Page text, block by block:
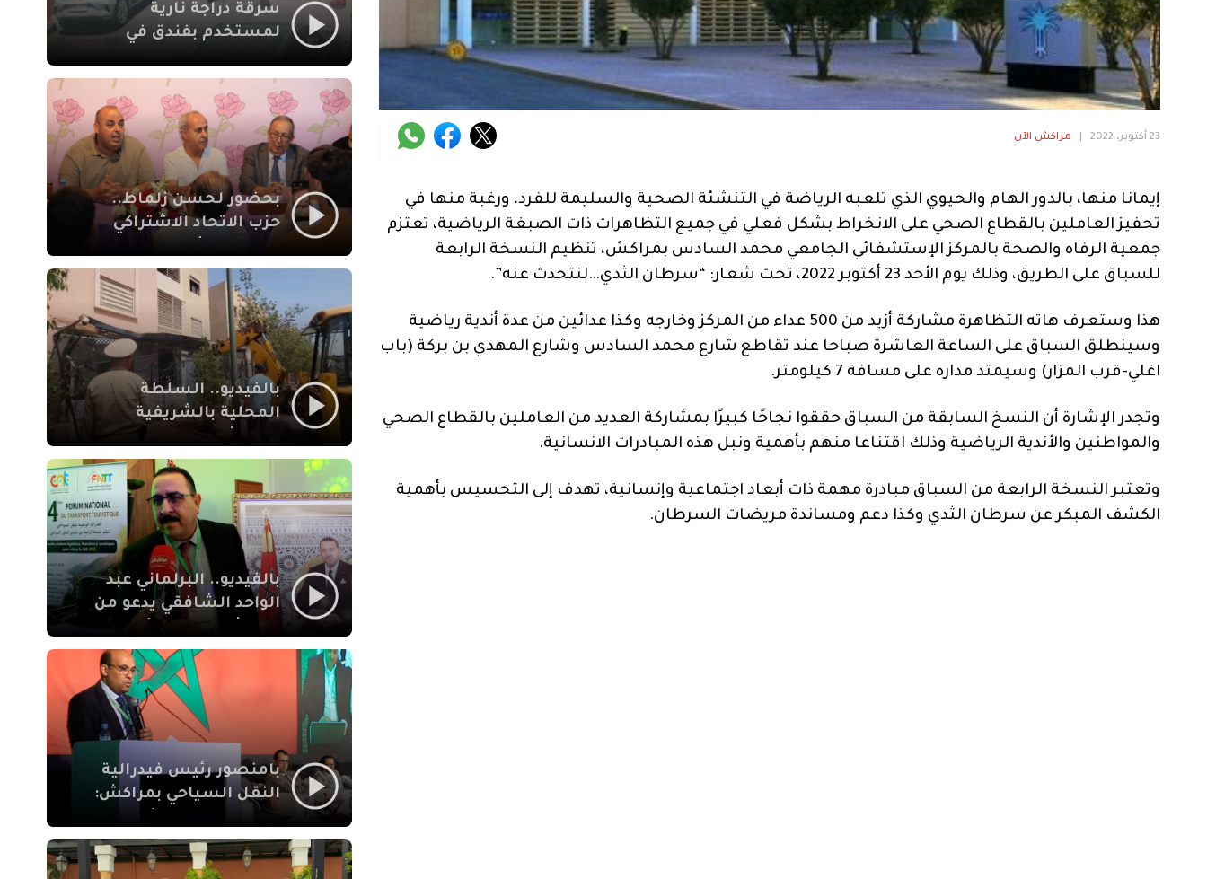
23 أكتوبر، 2022 مراكش الآن
إيمانا منها، بالدور الهام والحيوي الذي تلعبه الرياضة في التنشئة الصحية والسليمة للفرد، ورغبة منها في
تحفيز العاملين بالقطاع الصحي على الانخراط بشكل فعلي في جميع التظاهرات ذات الصبغة الرياضية، تعتزم
جمعية الرفاه والصحة بالمركز الإستشفائي الجامعي محمد السادس بمراكش، تنظيم النسخة الرابعة
للسباق على الطريق، وذلك يوم الأحد 23 أكتوبر 2022، تحت شعار: “سرطان الثدي…لنتحدث عنه”.
هذا وستعرف هاته التظاهرة مشاركة أزيد من 500 عداء من المركز وخارجه وكذا عدائين من عدة أندية رياضية
وسينطلق السباق على الساعة العاشرة صباحا عند تقاطع شارع محمد السادس وشارع المهدي بن بركة (باب
اغلي-قرب المزار) وسيمتد مداره على مسافة 7 كيلومتر.
وتجدر الإشارة أن النسخ السابقة من السباق حققوا نجاحًا كبيرًا بمشاركة العديد من العاملين بالقطاع الصحي
والمواطنين والأندية الرياضية وذلك اقتناعا منهم بأهمية ونبل هذه المبادرات الانسانية.
وتعتبر النسخة الرابعة من السباق مبادرة مهمة ذات أبعاد اجتماعية وإنسانية، تهدف إلى التحسيس بأهمية
الكشف المبكر عن سرطان الثدي وكذا دعم ومساندة مريضات السرطان.
سرقة دراجة نارية
لمستخدم بفندق في
بمراكش
بحضور لحسن زلماط..
حزب الاتحاد الاشتراكي
مقراً بمقاطعة سيدي
يوسف بن علي مراكش
بالفيديو.. السلطة
المحلية بالشريفية
بنايات غير قانونية بإقامة
الإيمان
بالفيديو.. البرلماني عبد
الواحد الشافقي يدعو من
النقل السياحي لمواكبة
بامنصور رئيس فيدرالية
النقل السياحي بمراكش:
والاصلاح التشريعي
ركيزتان أساسيتان لكسب